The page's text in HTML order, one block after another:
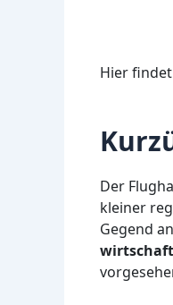
Hier
Der
kleiner
Gegend